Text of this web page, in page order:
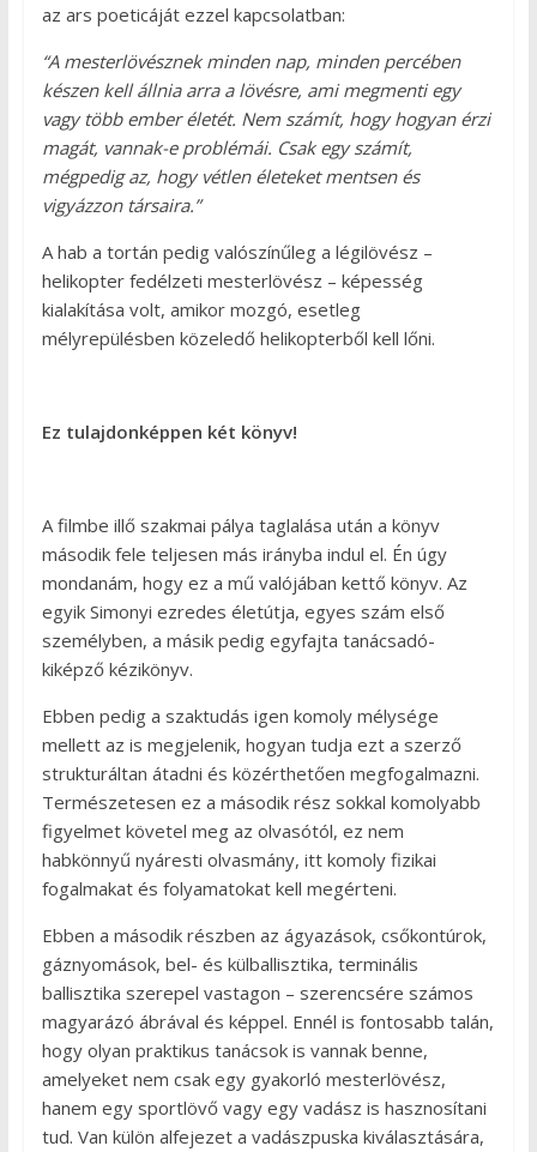
az ars poeticáját ezzel kapcsolatban:
“A mesterlövésznek minden nap, minden percében
készen kell állnia arra a lövésre, ami megmenti egy
vagy több ember életét. Nem számít, hogy hogyan érzi
magát, vannak-e problémái. Csak egy számít,
mégpedig az, hogy vétlen életeket mentsen és
vigyázzon társaira.”
A hab a tortán pedig valószínűleg a légilövész –
helikopter fedélzeti mesterlövész – képesség
kialakítása volt, amikor mozgó, esetleg
mélyrepülésben közeledő helikopterből kell lőni.
Ez tulajdonképpen két könyv!
A filmbe illő szakmai pálya taglalása után a könyv
második fele teljesen más irányba indul el. Én úgy
mondanám, hogy ez a mű valójában kettő könyv. Az
egyik Simonyi ezredes életútja, egyes szám első
személyben, a másik pedig egyfajta tanácsadó-
kiképző kézikönyv.
Ebben pedig a szaktudás igen komoly mélysége
mellett az is megjelenik, hogyan tudja ezt a szerző
strukturáltan átadni és közérthetően megfogalmazni.
Természetesen ez a második rész sokkal komolyabb
figyelmet követel meg az olvasótól, ez nem
habkönnyű nyáresti olvasmány, itt komoly fizikai
fogalmakat és folyamatokat kell megérteni.
Ebben a második részben az ágyazások, csőkontúrok,
gáznyomások, bel- és külballisztika, terminális
ballisztika szerepel vastagon – szerencsére számos
magyarázó ábrával és képpel. Ennél is fontosabb talán,
hogy olyan praktikus tanácsok is vannak benne,
amelyeket nem csak egy gyakorló mesterlövész,
hanem egy sportlövő vagy egy vadász is hasznosítani
tud. Van külön alfejezet a vadászpuska kiválasztására,